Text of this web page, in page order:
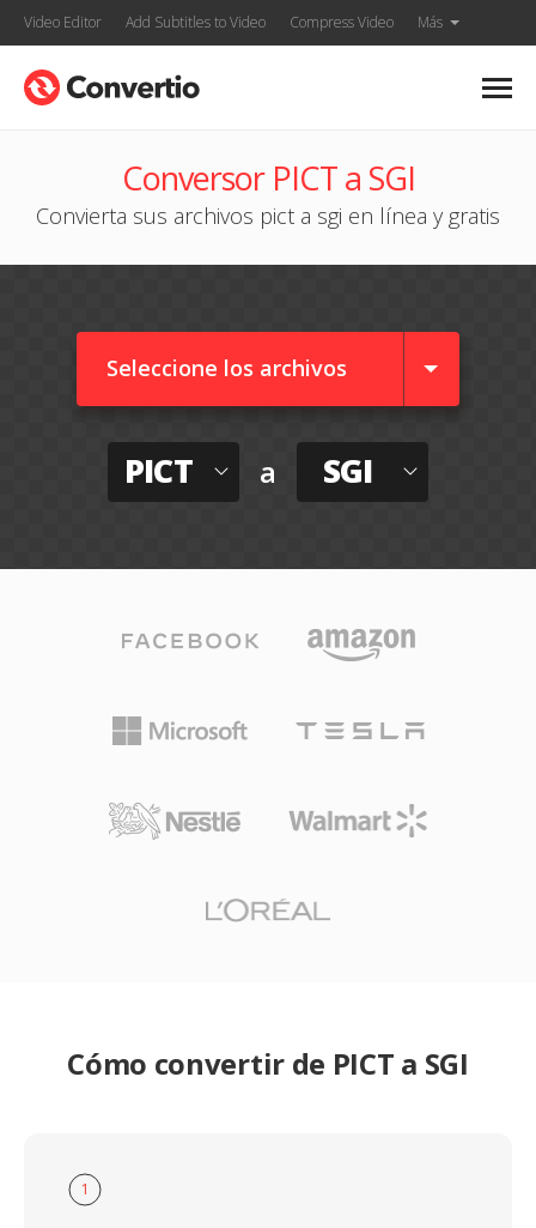
Video Editor Add Subtitles to Video Compress Video Más
Conversor PICT a SGI
Convierta sus archivos pict a sgi en línea y gratis
Seleccione los archivos
PICT a SGI
Cómo convertir de PICT a SGI
1